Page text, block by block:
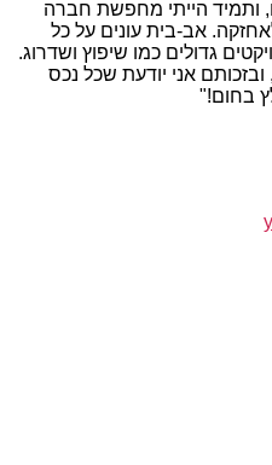
ותמיד הייתי מחפשת חברה
אב-בית עונים על כל
גדולים כמו שיפוץ ושדרוג.
אני יודעת שכל נכס
בחום!"